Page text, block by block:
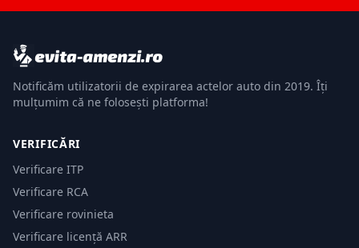
Notificăm utilizatorii de expirarea actelor auto din 2019. Îți
mulțumim că ne folosești platforma!
VERIFICĂRI
Verificare ITP
Verificare RCA
Verificare rovinieta
Verificare licență ARR